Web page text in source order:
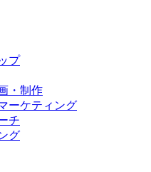
プ
・制作
ーケティング
チ
グ